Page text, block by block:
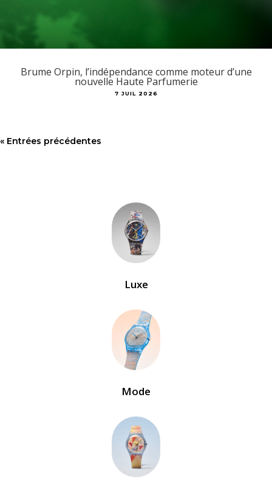
Brume Orpin, l’indépendance comme moteur d’une
nouvelle Haute Parfumerie
7 JUIL 2026
« Entrées précédentes
Luxe
Mode